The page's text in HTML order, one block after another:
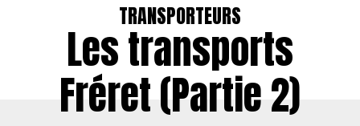
TRANSPORTEURS
Les transports
Fréret (Partie 2)